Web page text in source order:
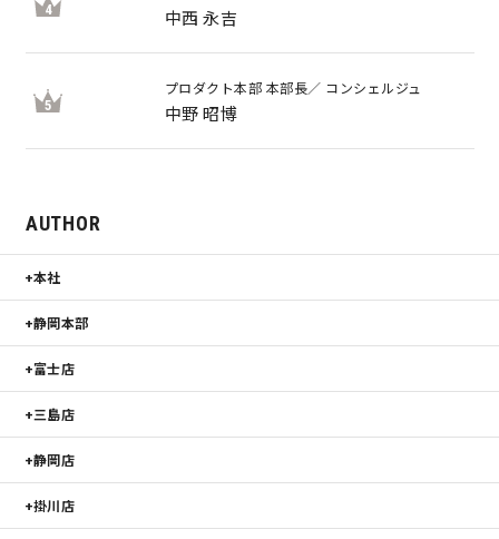
身体に優しい自然素材の家
耐震等級3 & 許容応力度計算 全棟標準
2030年の省エネ基準住宅
100年点検住宅
快適な室内環境へのこだわり
生涯続く安心のアフターフォロー
ラインナップ
4 中西 永吉
5
プロダクト本部 本部長／ コンシェルジュ
中野 昭博
AUTHOR
本社
静岡本部
富士店
三島店
静岡店
掛川店